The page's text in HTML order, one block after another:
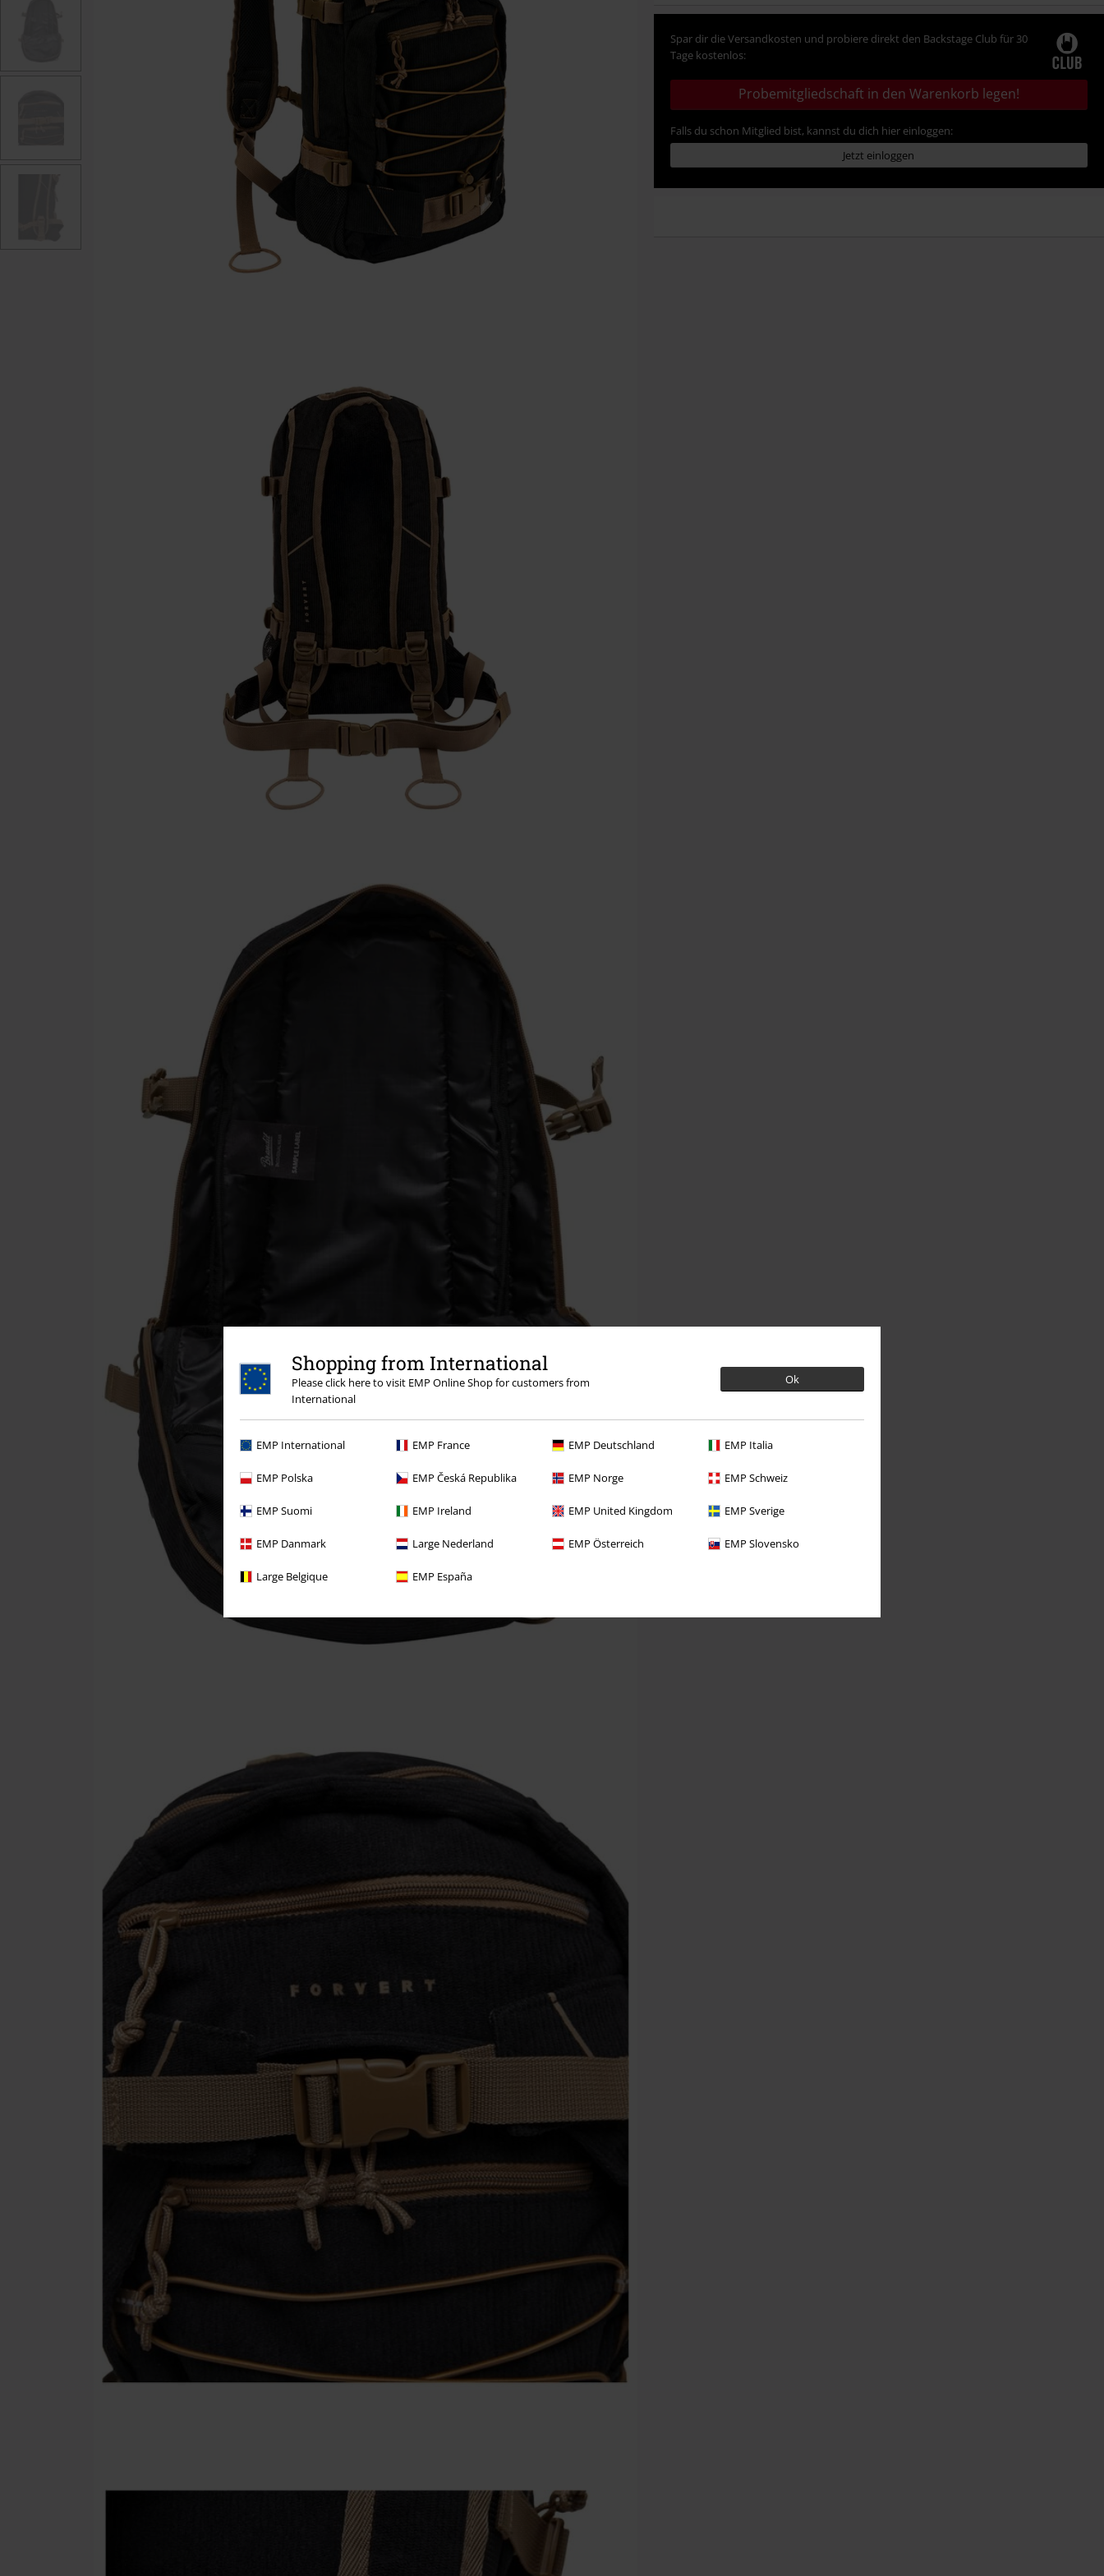
Shopping from International
Please click here to visit EMP Online Shop for customers from
International
Ok
EMP International EMP France EMP Deutschland EMP Italia
EMP Polska EMP Česká Republika EMP Norge EMP Schweiz
EMP Suomi EMP Ireland EMP United Kingdom EMP Sverige
EMP Danmark Large Nederland EMP Österreich EMP Slovensko
Large Belgique EMP España
Spar dir die Versandkosten und probiere direkt den Backstage Club für 30
Tage kostenlos:
Probemitgliedschaft in den Warenkorb legen!
Falls du schon Mitglied bist, kannst du dich hier einloggen:
Jetzt einloggen